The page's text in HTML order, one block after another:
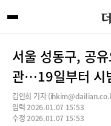
서울 성동구, 공
관…19일부터 시
김인희 기자
입력 2026.01.07 15:53
수정 2026.01.07 15:53